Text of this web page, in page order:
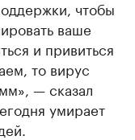
чтобы
ваше
и привиться
то вирус
— сказал
умирает